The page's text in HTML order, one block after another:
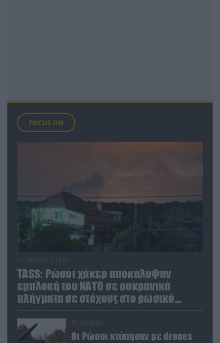
FOCUS ON
TASS: Ρώσοι χάκερ αποκάλυψαν
εμπλοκή του ΝΑΤΟ σε ουκρανικά
πλήγματα σε στόχους στο ρωσικό
έδαφος!
Οι Ρώσοι κτύπησαν με drones